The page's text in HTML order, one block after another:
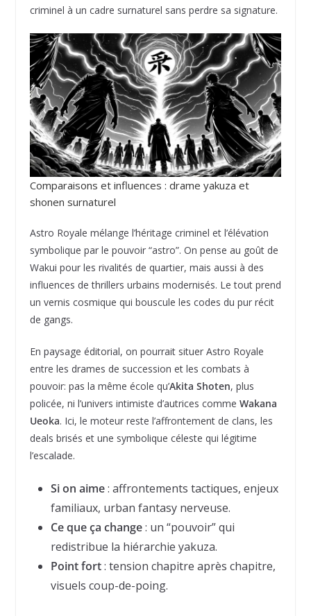
criminel à un cadre surnaturel sans perdre sa signature.
Comparaisons et influences : drame yakuza et
shonen surnaturel
Astro Royale mélange l’héritage criminel et l’élévation
symbolique par le pouvoir “astro”. On pense au goût de
Wakui pour les rivalités de quartier, mais aussi à des
influences de thrillers urbains modernisés. Le tout prend
un vernis cosmique qui bouscule les codes du pur récit
de gangs.
En paysage éditorial, on pourrait situer Astro Royale
entre les drames de succession et les combats à
pouvoir: pas la même école qu’Akita Shoten, plus
policée, ni l’univers intimiste d’autrices comme Wakana
Ueoka. Ici, le moteur reste l’affrontement de clans, les
deals brisés et une symbolique céleste qui légitime
l’escalade.
Si on aime: affrontements tactiques, enjeux
familiaux, urban fantasy nerveuse.
Ce que ça change: un “pouvoir” qui
redistribue la hiérarchie yakuza.
Point fort: tension chapitre après chapitre,
visuels coup-de-poing.